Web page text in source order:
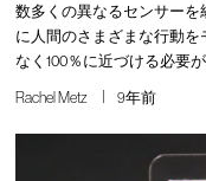
数多くの異なるセンサー
に人間のさまざまな行動
なく100％に近づける必要が
Rachel Metz 9年前